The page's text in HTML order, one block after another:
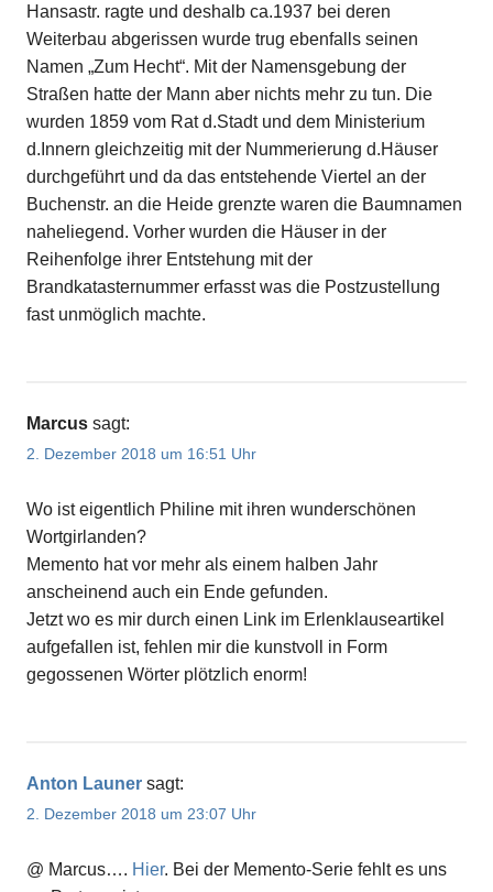
Hansastr. ragte und deshalb ca.1937 bei deren
Weiterbau abgerissen wurde trug ebenfalls seinen
Namen „Zum Hecht“. Mit der Namensgebung der
Straßen hatte der Mann aber nichts mehr zu tun. Die
wurden 1859 vom Rat d.Stadt und dem Ministerium
d.Innern gleichzeitig mit der Nummerierung d.Häuser
durchgeführt und da das entstehende Viertel an der
Buchenstr. an die Heide grenzte waren die Baumnamen
naheliegend. Vorher wurden die Häuser in der
Reihenfolge ihrer Entstehung mit der
Brandkatasternummer erfasst was die Postzustellung
fast unmöglich machte.
Marcus sagt:
2. Dezember 2018 um 16:51 Uhr
Wo ist eigentlich Philine mit ihren wunderschönen
Wortgirlanden?
Memento hat vor mehr als einem halben Jahr
anscheinend auch ein Ende gefunden.
Jetzt wo es mir durch einen Link im Erlenklauseartikel
aufgefallen ist, fehlen mir die kunstvoll in Form
gegossenen Wörter plötzlich enorm!
Anton Launer sagt:
2. Dezember 2018 um 23:07 Uhr
@ Marcus…. Hier. Bei der Memento-Serie fehlt es uns